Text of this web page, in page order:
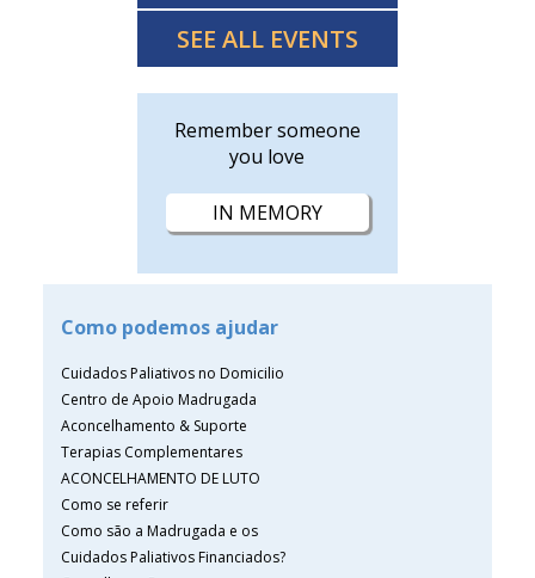
SEE ALL EVENTS
Remember someone
you love
IN MEMORY
Como podemos ajudar
Cuidados Paliativos no Domicilio
Centro de Apoio Madrugada
Aconcelhamento & Suporte
Terapias Complementares
ACONCELHAMENTO DE LUTO
Como se referir
Como são a Madrugada e os
Cuidados Paliativos Financiados?